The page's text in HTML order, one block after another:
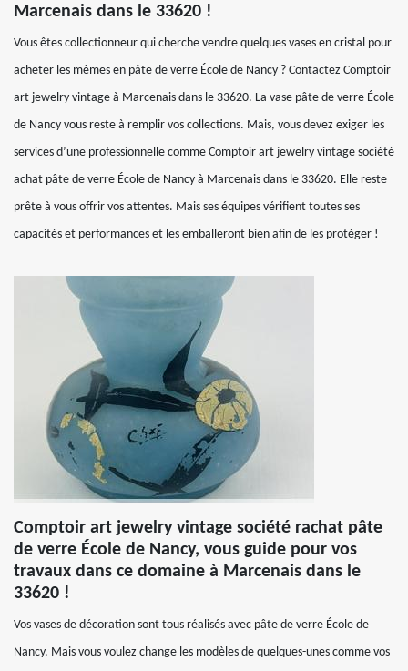
Marcenais dans le 33620 !
Vous êtes collectionneur qui cherche vendre quelques vases en cristal pour
acheter les mêmes en pâte de verre École de Nancy ? Contactez Comptoir
art jewelry vintage à Marcenais dans le 33620. La vase pâte de verre École
de Nancy vous reste à remplir vos collections. Mais, vous devez exiger les
services d’une professionnelle comme Comptoir art jewelry vintage société
achat pâte de verre École de Nancy à Marcenais dans le 33620. Elle reste
prête à vous offrir vos attentes. Mais ses équipes vérifient toutes ses
capacités et performances et les emballeront bien afin de les protéger !
Comptoir art jewelry vintage société rachat pâte
de verre École de Nancy, vous guide pour vos
travaux dans ce domaine à Marcenais dans le
33620 !
Vos vases de décoration sont tous réalisés avec pâte de verre École de
Nancy. Mais vous voulez change les modèles de quelques-unes comme vos